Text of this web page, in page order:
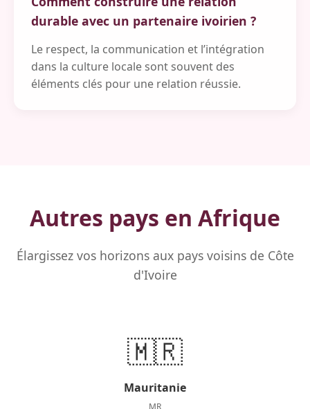
durable avec un partenaire ivoirien ?
Le respect, la communication et l’intégration
dans la culture locale sont souvent des
éléments clés pour une relation réussie.
Autres pays en Afrique
Élargissez vos horizons aux pays voisins de Côte
d'Ivoire
🇲🇷
Mauritanie
MR